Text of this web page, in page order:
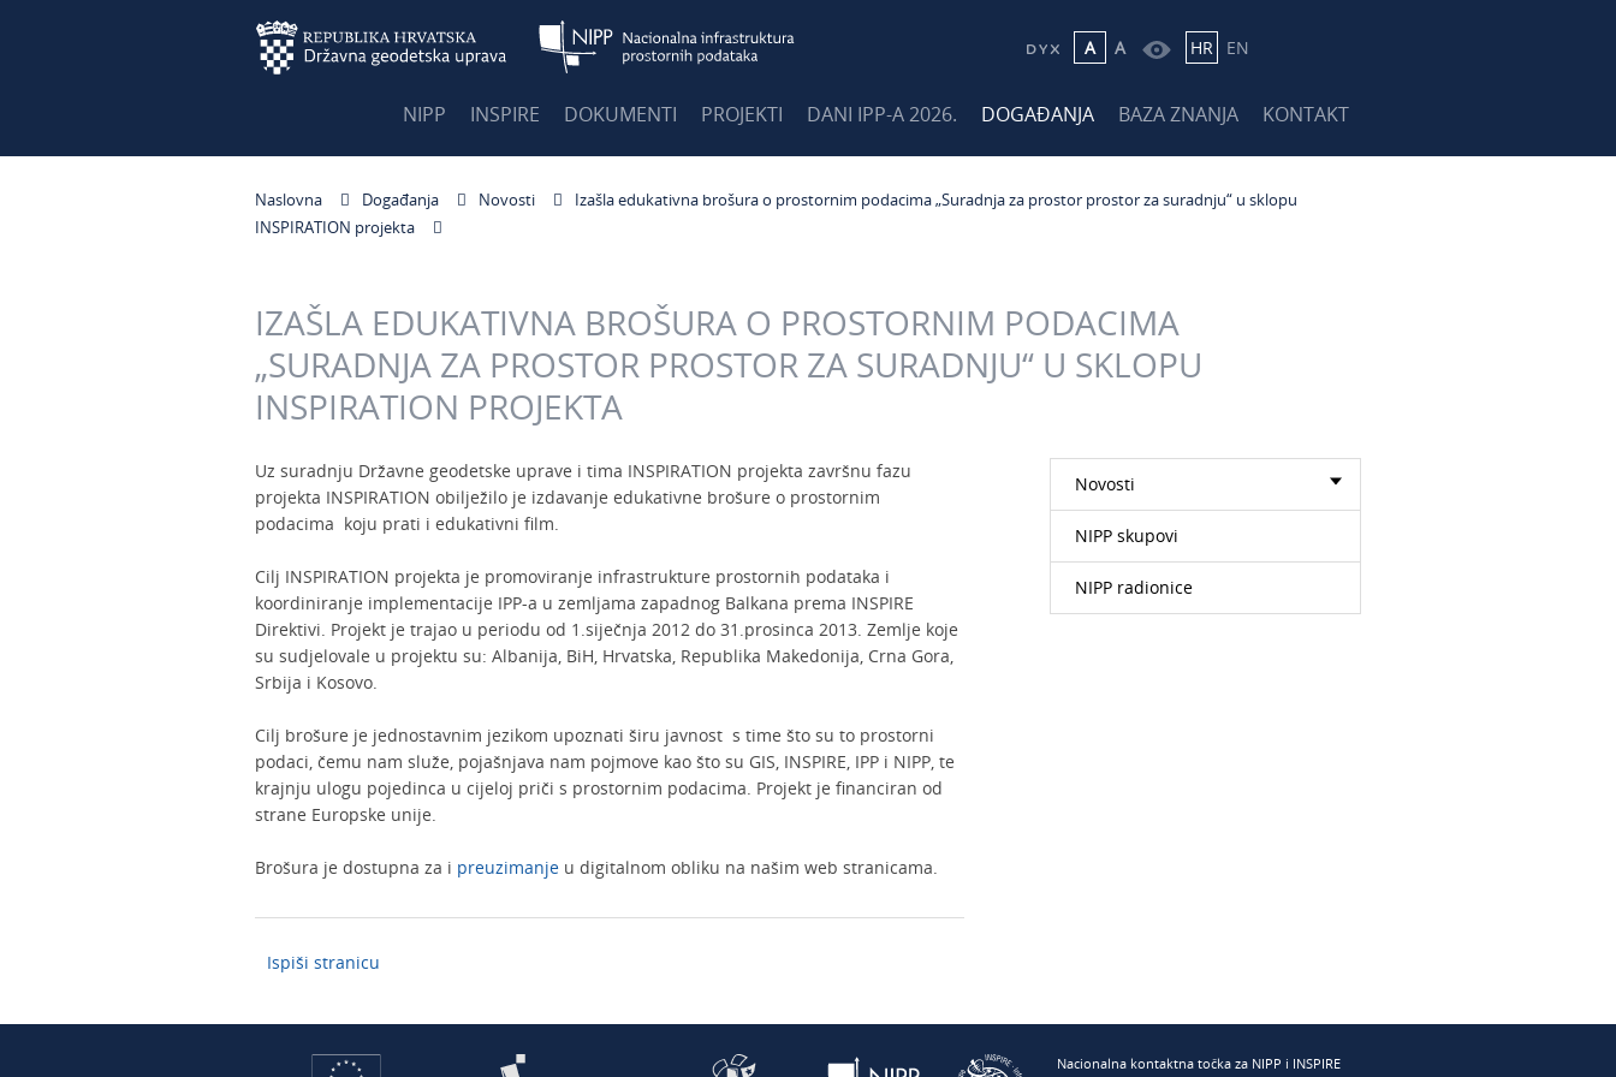
A A HR EN
NIPP INSPIRE DOKUMENTI PROJEKTI DANI IPP-A 2026. DOGAĐANJA BAZA ZNANJA KONTAKT
Naslovna Događanja Novosti
Izašla edukativna brošura o prostornim podacima „Suradnja za prostor prostor za suradnju“ u sklopu
INSPIRATION projekta
IZAŠLA EDUKATIVNA BROŠURA O PROSTORNIM PODACIMA
„SURADNJA ZA PROSTOR PROSTOR ZA SURADNJU“ U SKLOPU
INSPIRATION PROJEKTA
Uz suradnju Državne geodetske uprave i tima INSPIRATION projekta završnu fazu
projekta INSPIRATION obilježilo je izdavanje edukativne brošure o prostornim
podacima koju prati i edukativni film.
Cilj INSPIRATION projekta je promoviranje infrastrukture prostornih podataka i
koordiniranje implementacije IPP-a u zemljama zapadnog Balkana prema INSPIRE
Direktivi. Projekt je trajao u periodu od 1.siječnja 2012 do 31.prosinca 2013. Zemlje koje
su sudjelovale u projektu su: Albanija, BiH, Hrvatska, Republika Makedonija, Crna Gora,
Srbija i Kosovo.
Cilj brošure je jednostavnim jezikom upoznati širu javnost s time što su to prostorni
podaci, čemu nam služe, pojašnjava nam pojmove kao što su GIS, INSPIRE, IPP i NIPP, te
krajnju ulogu pojedinca u cijeloj priči s prostornim podacima. Projekt je financiran od
strane Europske unije.
Brošura je dostupna za i preuzimanje u digitalnom obliku na našim web stranicama.
Ispiši stranicu
Novosti
NIPP skupovi
NIPP radionice
Nacionalna kontaktna točka za NIPP i INSPIRE